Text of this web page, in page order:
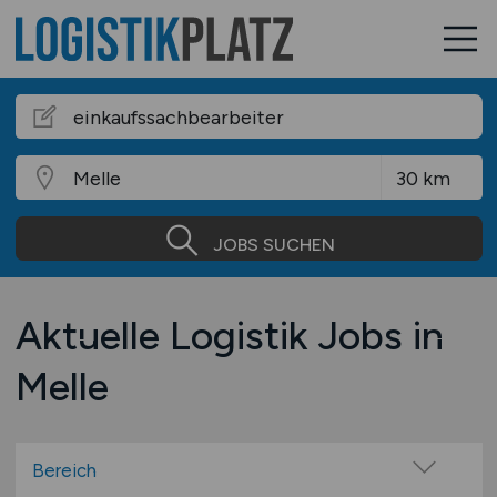
JOBS SUCHEN
Aktuelle Logistik Jobs in
Melle
Bereich